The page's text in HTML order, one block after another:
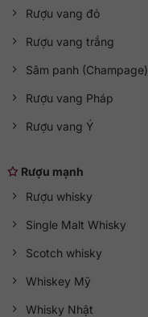
Rượu vang đỏ
Rượu vang trắng
Sâm panh (Champage)
Rượu vang Pháp
Rượu vang Ý
Rượu mạnh
Rượu whisky
Single Malt Whisky
Scotch whisky
Whiskey Mỹ
Whisky Nhật